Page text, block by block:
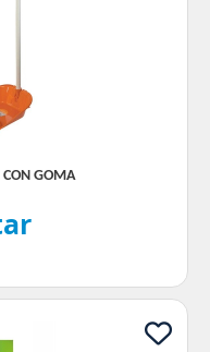
CON GOMA